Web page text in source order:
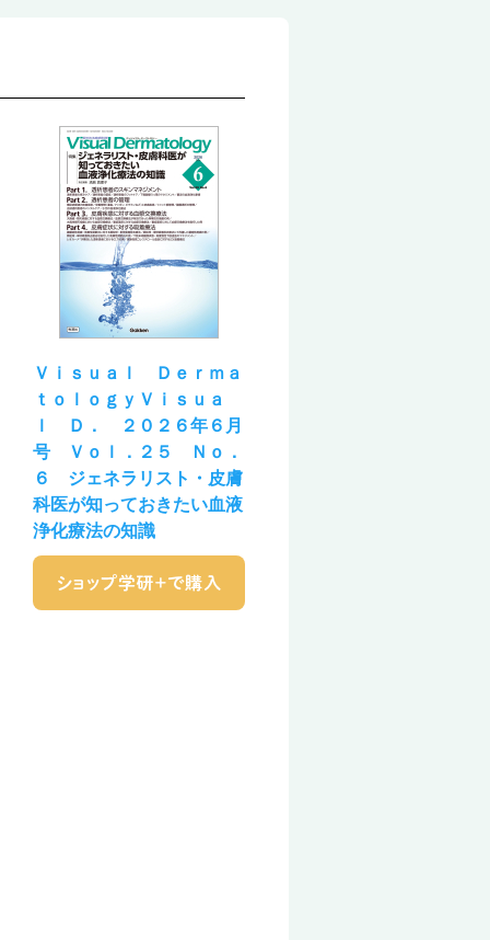
Ｖｉｓｕａｌ Ｄｅｒｍａ
ｔｏｌｏｇｙＶｉｓｕａ
ｌ Ｄ． ２０２６年６月
号 Ｖｏｌ．２５ Ｎｏ．
６ ジェネラリスト・皮膚
科医が知っておきたい血液
浄化療法の知識